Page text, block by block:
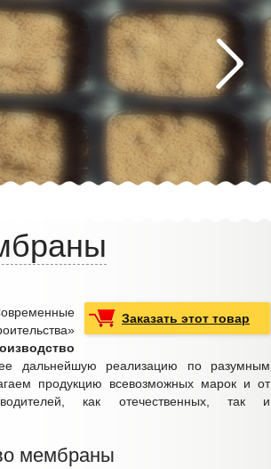
Заказать этот товар
дальнейшую реализацию по разумным
продукцию всевозможных марок и от
как отечественных, так и
мембраны